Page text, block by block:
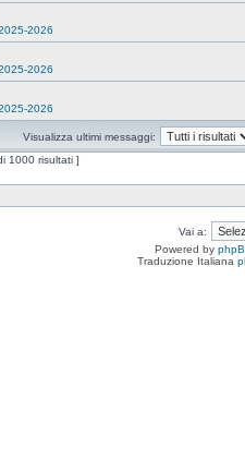
2026
2026
2026
Visualizza ultimi messaggi:
1000 risultati ]
Vai a:
Powered by
Traduzione Italiana